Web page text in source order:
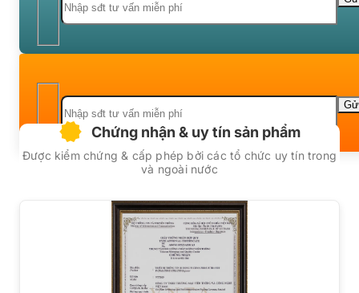
Chứng nhận & uy tín sản phẩm
Được kiểm chứng & cấp phép bởi các tổ chức uy tín trong
và ngoài nước